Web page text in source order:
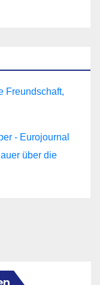
Freundschaft,
- Eurojournal
über die